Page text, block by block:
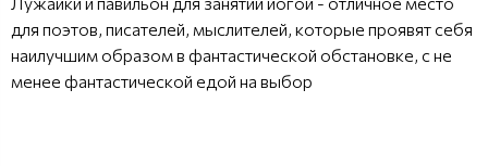
для поэтов, писателей, мыслителей, которые проявят себя
наилучшим образом в фантастической обстановке, с не
менее фантастической едой на выбор